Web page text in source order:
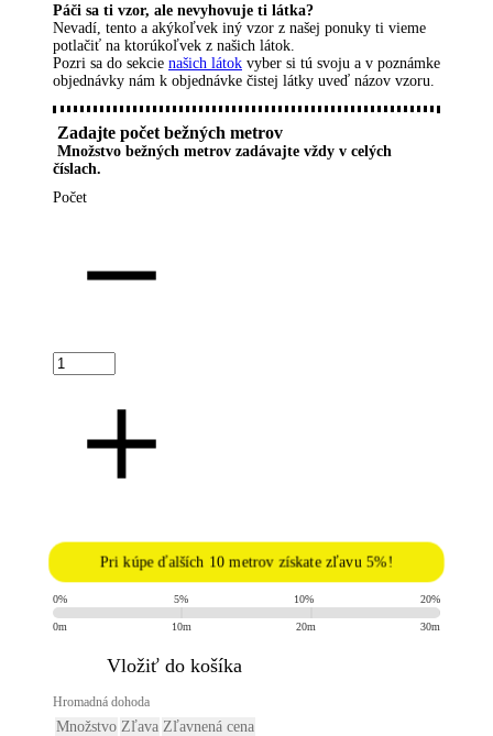
Páči sa ti vzor, ​​ale nevyhovuje ti látka?
Nevadí, tento a akýkoľvek iný vzor z našej ponuky ti vieme
potlačiť na ktorúkoľvek z našich látok.
Pozri sa do sekcie našich látok vyber si tú svoju a v poznámke
objednávky nám k objednávke čistej látky uveď názov vzoru.
Zadajte počet bežných metrov
Množstvo bežných metrov zadávajte vždy v celých
číslach.
Počet
Pri kúpe ďalších 10 metrov získate zľavu 5%!
0% 5% 10% 20%
0m 10m 20m 30m
​Vložiť do košíka
Hromadná dohoda
Množstvo Zľava Zľavnená cena